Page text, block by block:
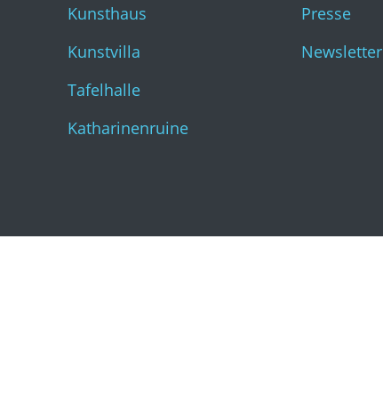
Katharinenruine
Kunsthaus
Kunstvilla
Tafelhalle
Katharinenruine
Presse
Newsletter